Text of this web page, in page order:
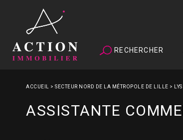
RECHERCHER
ACCUEIL > SECTEUR NORD DE LA MÉTROPOLE DE LILLE >
ASSISTANTE